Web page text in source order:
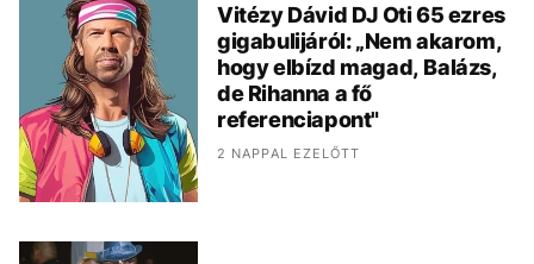
Vitézy Dávid DJ Oti 65 ezres
gigabulijáról: „Nem akarom,
hogy elbízd magad, Balázs,
de Rihanna a fő
referenciapont"
2 NAPPAL EZELŐTT